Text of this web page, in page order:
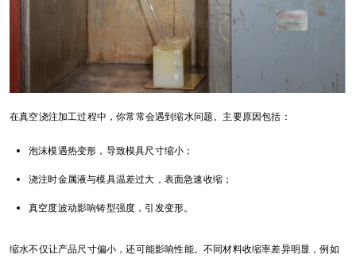
在真空浇注加工过程中，你常常会遇到缩水问题。主要原因包括：
泡沫模遇热变形，导致模具尺寸缩小；
浇注时金属液与模具温差过大，表面急速收缩；
真空度波动影响铸型强度，引发变形。
缩水不仅让产品尺寸偏小，还可能影响性能。不同材料收缩率差异明显，例如